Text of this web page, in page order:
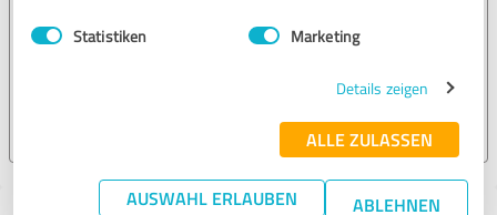
Statistiken Marketing
Details zeigen
ALLE ZULASSEN
AUSWAHL ERLAUBEN ABLEHNEN